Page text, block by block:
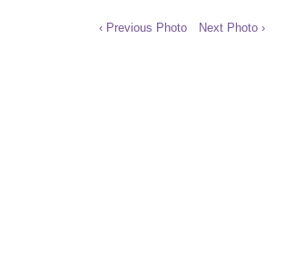
‹ Previous Photo Next Photo ›